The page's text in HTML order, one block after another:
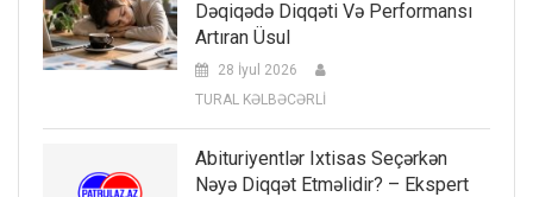
Dəqiqədə Diqqəti Və Performansı
Artıran Üsul
28 İyul 2026
TURAL KƏLBƏCƏRLİ
Abituriyentlər Ixtisas Seçərkən
Nəyə Diqqət Etməlidir? – Ekspert